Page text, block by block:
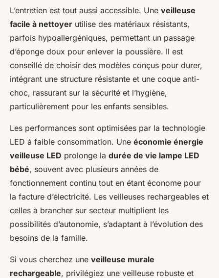
L’entretien est tout aussi accessible. Une veilleuse
facile à nettoyer utilise des matériaux résistants,
parfois hypoallergéniques, permettant un passage
d’éponge doux pour enlever la poussière. Il est
conseillé de choisir des modèles conçus pour durer,
intégrant une structure résistante et une coque anti-
choc, rassurant sur la sécurité et l’hygiène,
particulièrement pour les enfants sensibles.
Les performances sont optimisées par la technologie
LED à faible consommation. Une économie énergie
veilleuse LED prolonge la durée de vie lampe LED
bébé, souvent avec plusieurs années de
fonctionnement continu tout en étant économe pour
la facture d’électricité. Les veilleuses rechargeables et
celles à brancher sur secteur multiplient les
possibilités d’autonomie, s’adaptant à l’évolution des
besoins de la famille.
Si vous cherchez une veilleuse murale
rechargeable, privilégiez une veilleuse robuste et